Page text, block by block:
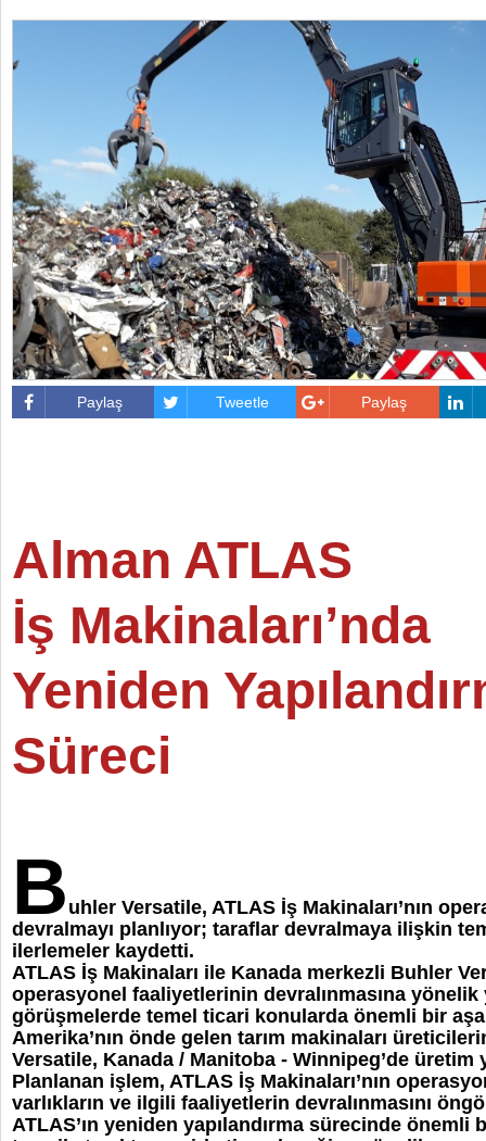
Paylaş Tweetle Paylaş
Alman ATLAS
İş Makinaları’nda
Yeniden
Süreci
B uhler Versatile, ATLAS İş Makinaları’nın
devralmayı planlıyor; taraflar devralmaya ilişkin
ilerlemeler kaydetti.
ATLAS İş Makinaları ile Kanada merkezli Buhler
operasyonel faaliyetlerinin devralınmasına
görüşmelerde temel ticari konularda önemli bir
Amerika’nın önde gelen tarım makinaları
Versatile, Kanada / Manitoba - Winnipeg’de üretim
Planlanan işlem, ATLAS İş Makinaları’nın
varlıkların ve ilgili faaliyetlerin devralınmasını
ATLAS’ın yeniden yapılandırma sürecinde önemli